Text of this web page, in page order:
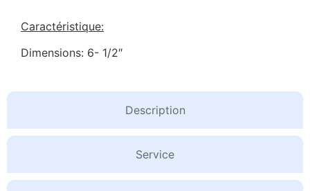
Description
Service
Caractéristique:
Dimensions: 6- 1/2″